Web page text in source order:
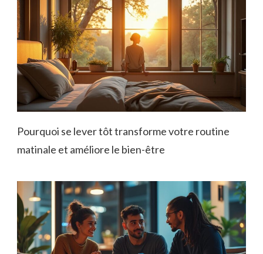
Pourquoi se lever tôt transforme votre routine
matinale et améliore le bien-être